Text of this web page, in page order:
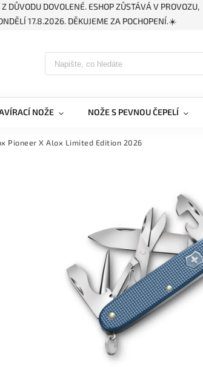
DOVOLENÉ. ESHOP ZŮSTÁVÁ V PROVOZU,
17.8.2026. DĚKUJEME ZA POCHOPENÍ.☀️
NOŽE NOŽE S PEVNOU ČEPELÍ
Pioneer X Alox Limited Edition 2026